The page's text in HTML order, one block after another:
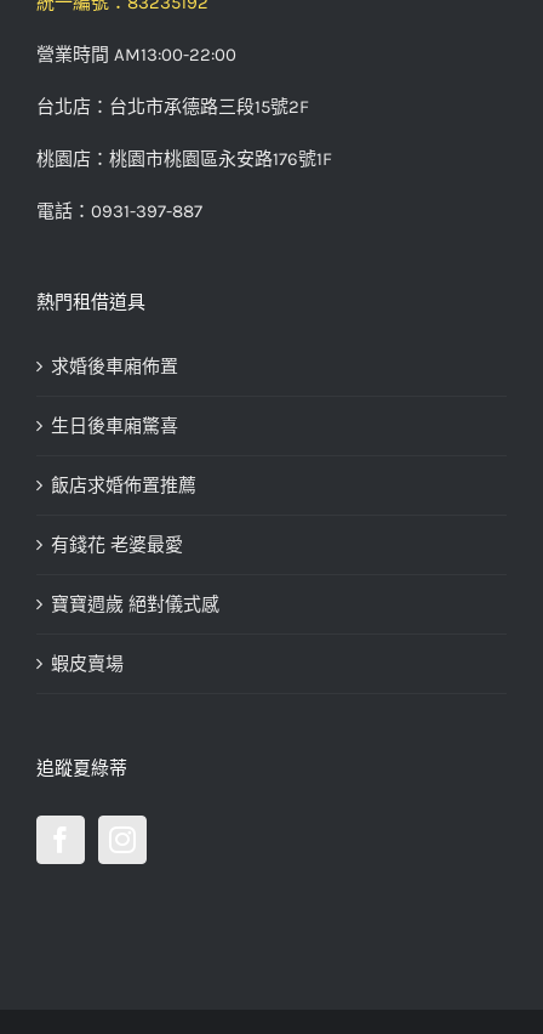
營業時間 AM13:00-22:00
台北店：台北市承德路三段15號2F
桃園店：桃園市桃園區永安路176號1F
電話：0931-397-887
熱門租借道具
求婚後車廂佈置
生日後車廂驚喜
飯店求婚佈置推薦
有錢花 老婆最愛
寶寶週歲 絕對儀式感
蝦皮賣場
追蹤夏綠蒂